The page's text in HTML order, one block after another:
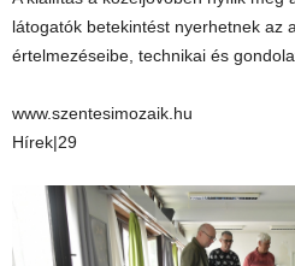
látogatók betekintést nyerhetnek az
értelmezéseibe, technikai és
www.szentesimozaik.hu
Hírek|29